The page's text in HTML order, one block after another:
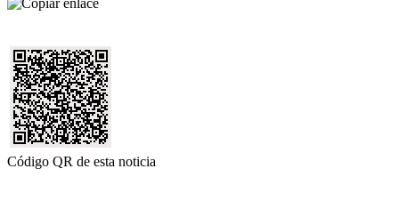
Código QR de esta noticia